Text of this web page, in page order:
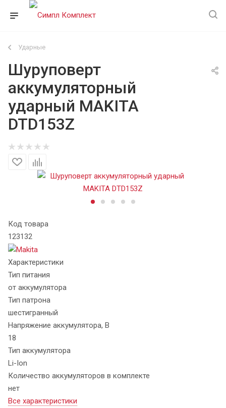
Ударные
Шуруповерт
аккумуляторный
ударный MAKITA
DTD153Z
Код товара
123132
Характеристики
Тип питания
от аккумулятора
Тип патрона
шестигранный
Напряжение аккумулятора, В
18
Тип аккумулятора
Li-Ion
Количество аккумуляторов в комплекте
нет
Все характеристики